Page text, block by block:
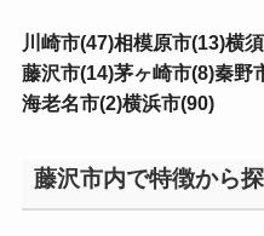
川崎市(47)相模原市(13)横
藤沢市(14)茅ヶ崎市(8)秦野
海老名市(2)横浜市(90)
藤沢市内で特徴から